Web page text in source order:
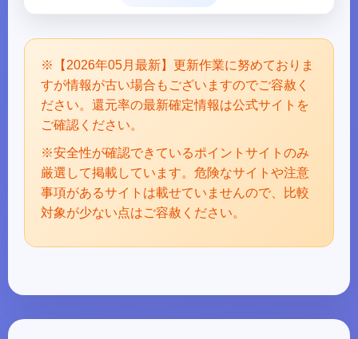
※【2026年05月最新】更新作業に努めておりま
すが情報が古い場合もございますのでご容赦く
ださい。還元率の最新確定情報は公式サイトを
ご確認ください。
※安全性が確認できているポイントサイトのみ
厳選して掲載しています。危険なサイトや注意
事項があるサイトは載せていませんので、比較
対象が少ない点はご容赦ください。